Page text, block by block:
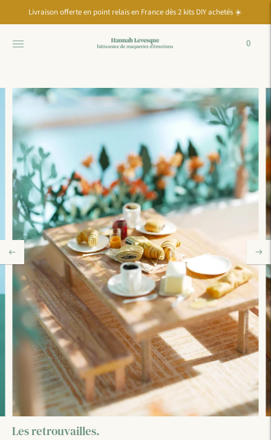
Passer à la
diapositive
du
diapositive
suivante
du
carrousel
Livraison offerte en point relais en France dès 2 kits DIY achetés ☀️
0
Les retrouvailles.